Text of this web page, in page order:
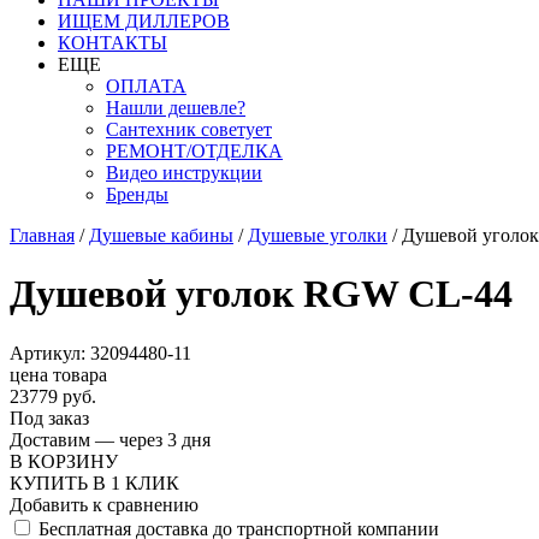
ИЩЕМ ДИЛЛЕРОВ
КОНТАКТЫ
ЕЩЕ
ОПЛАТА
Нашли дешевле?
Сантехник советует
РЕМОНТ/ОТДЕЛКА
Видео инструкции
Бренды
Главная / Душевые кабины / Душевые уголки / Душевой
Душевой уголок RGW CL-44
Артикул: 32094480-11
цена товара
23779 руб.
Под заказ
Доставим — через 3 дня
В КОРЗИНУ
КУПИТЬ В 1 КЛИК
Добавить к сравнению
Бесплатная доставка до транспортной компании